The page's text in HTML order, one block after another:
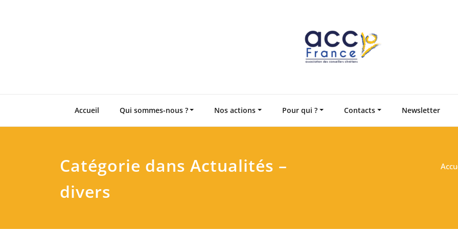
Accueil Qui sommes-nous ? Nos actions Pour qui ? Contacts Newsletter
Catégorie dans Actualités –
divers